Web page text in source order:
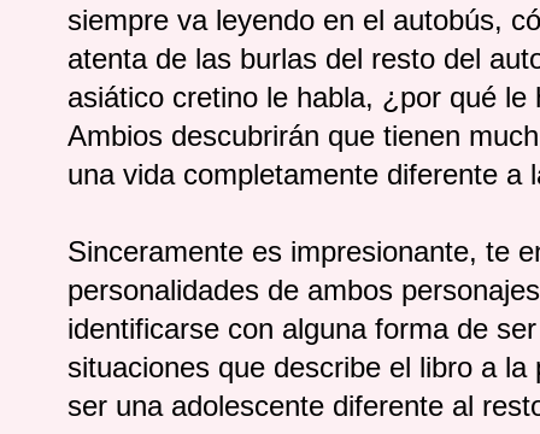
siempre va leyendo en el autobús,
atenta de las burlas del resto del
asiático cretino le habla, ¿por qué le
Ambios descubrirán que tienen
una vida completamente diferente a
Sinceramente es impresionante, te
personalidades de ambos
identificarse con alguna forma de
situaciones que describe el libro a
ser una adolescente diferente al